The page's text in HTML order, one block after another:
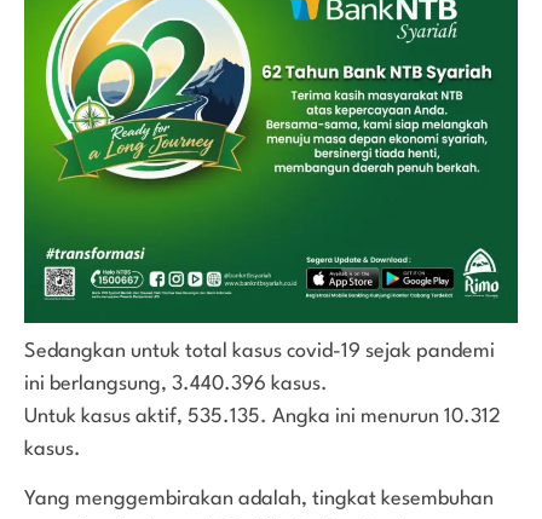
Sedangkan untuk total kasus covid-19 sejak pandemi
ini berlangsung, 3.440.396 kasus.
Untuk kasus aktif, 535.135. Angka ini menurun 10.312
kasus.
Yang menggembirakan adalah, tingkat kesembuhan